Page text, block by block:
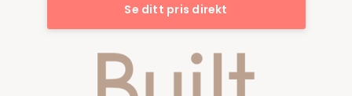
Se ditt pris direkt